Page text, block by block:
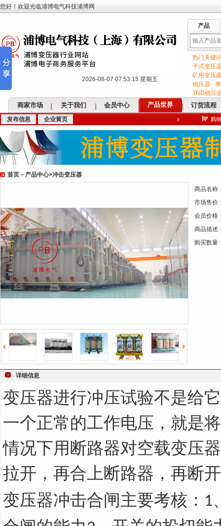
您好！欢迎光临浦博电气科技浦博网
2026-08-07 07:53:16 星期五
产品
输
词
热门关键
干式变压
矿用变压
稳压器
TND稳压
商家市场 关于我们 会员中心 产品世界 订货流程
发布信息 企业黄页 购
首页 － 产品中心>冲击变压器
商品名称
市场售价
会员价格
商品描述
购买数量
详细信息
变压器进行冲压试验不是给
一个正常的工作电压，就是
情况下用断路器对空载变压
拉开，再合上断路器，再断开
变压器冲击合闸主要考核： 1